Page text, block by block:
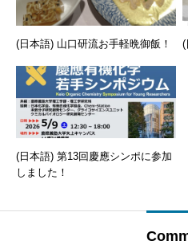
(日本語) 山口研流お手軽晩御飯！ (
(日本語) 第13回慶應シンポに参加
しました！